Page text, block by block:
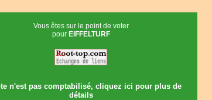
Vous êtes sur le point de voter
pour EIFFELTURF
n'est pas comptabilisé, cliquez ici pour plus de
détails